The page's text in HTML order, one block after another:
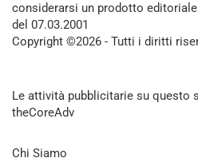
considerarsi un prodotto
del 07.03.2001
Copyright ©2026 - Tutti i diritti
Le attività pubblicitarie su questo
theCoreAdv
Chi Siamo